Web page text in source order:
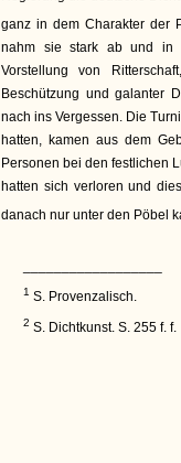
ganz in dem Charakter der
nahm sie stark ab und in
Vorstellung von
Beschützung und galanter
nach ins Vergessen. Die
hatten, kamen aus dem
Personen bei den festlichen
hatten sich verloren und
danach nur unter den Pöbel
1 S. Provenzalisch.
2 S. Dichtkunst. S. 255 f. f.